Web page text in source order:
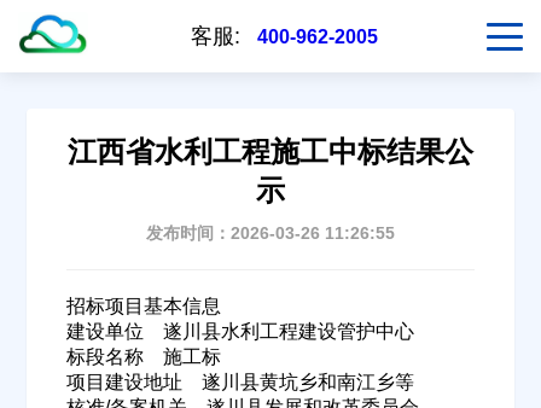
客服: 400-962-2005
江西省水利工程施工中标结果公
示
发布时间：2026-03-26 11:26:55
招标项目基本信息
建设单位 遂川县水利工程建设管护中心
标段名称 施工标
项目建设地址 遂川县黄坑乡和南江乡等